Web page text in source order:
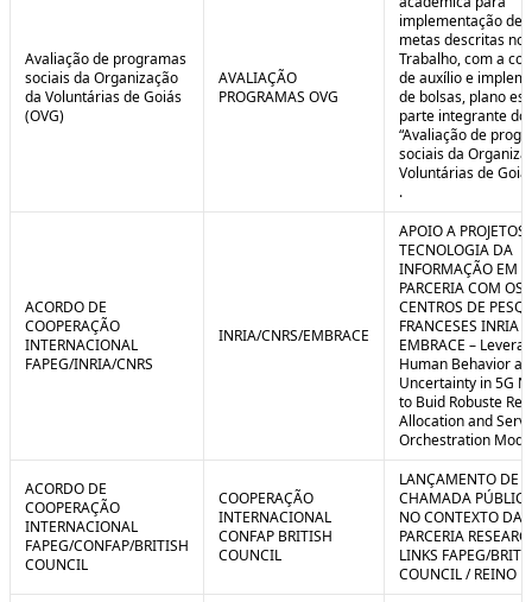
Avaliação de programas
sociais da Organização
da Voluntárias de Goiás
(OVG)
AVALIAÇÃO
PROGRAMAS OVG
implementação de
metas descritas no
Trabalho, com a
de auxílio e
de bolsas, plano
parte integrante do
“Avaliação de
sociais da
Voluntárias de
.
ACORDO DE
COOPERAÇÃO
INTERNACIONAL
FAPEG/INRIA/CNRS
INRIA/CNRS/EMBRACE
APOIO A PROJETOS
TECNOLOGIA DA
INFORMAÇÃO EM
PARCERIA COM OS
CENTROS DE
FRANCESES INRIA
EMBRACE –
Human Behavior
Uncertainty in 5G
to Buid Robuste
Allocation and
Orchestration
ACORDO DE
COOPERAÇÃO
INTERNACIONAL
FAPEG/CONFAP/BRITISH
COUNCIL
COOPERAÇÃO
INTERNACIONAL
CONFAP BRITISH
COUNCIL
LANÇAMENTO DE
CHAMADA
NO CONTEXTO DA
PARCERIA
LINKS FAPEG/
COUNCIL / REINO